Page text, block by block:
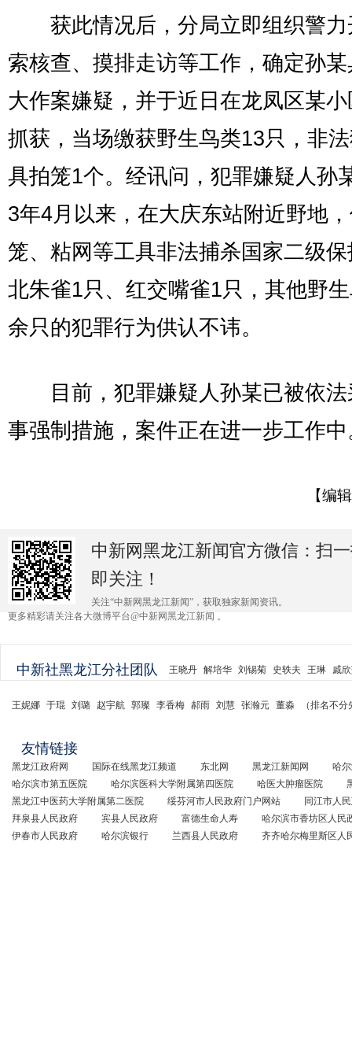
获此情况后，分局立即组织警力
索核查、摸排走访等工作，确定孙
大作案嫌疑，并于近日在龙凤区某
抓获，当场缴获野生鸟类13只，非
具拍笼1个。经讯问，犯罪嫌疑人孙
3年4月以来，在大庆东站附近野地
笼、粘网等工具非法捕杀国家二级
北朱雀1只、红交嘴雀1只，其他野
余只的犯罪行为供认不讳。
目前，犯罪嫌疑人孙某已被依法
事强制措施，案件正在进一步工作
【编
中新网黑龙江新闻官方微信：扫
即关注！
关注“中新网黑龙江新闻”，获取独家新闻资讯。
更多精彩请关注各大微博平台@中新网黑龙江新闻 。
中新社黑龙江分社团队 王晓丹 解培华 刘锡菊 史轶夫 王琳 戚
王妮娜 于琨 刘璐 赵宇航 郭璨 李香梅 郝雨 刘慧 张瀚元 董淼 （排名不
友情链接
黑龙江政府网 国际在线黑龙江频道 东北网 黑龙江新闻网
哈
哈尔滨市第五医院
哈尔滨医科大学附属第四医院 哈医大肿瘤医院
黑龙江中医药大学附属第二医院
绥芬河市人民政府门户网站
同江市人
拜泉县人民政府
宾县人民政府 富德生命人寿
哈尔滨市香坊区人民
伊春市人民政府
哈尔滨银行 兰西县人民政府 齐齐哈尔梅里斯区人